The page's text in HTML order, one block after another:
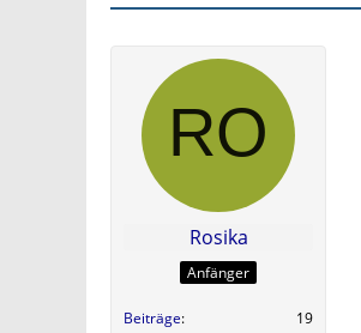
Rosika
Anfänger
Beiträge
19